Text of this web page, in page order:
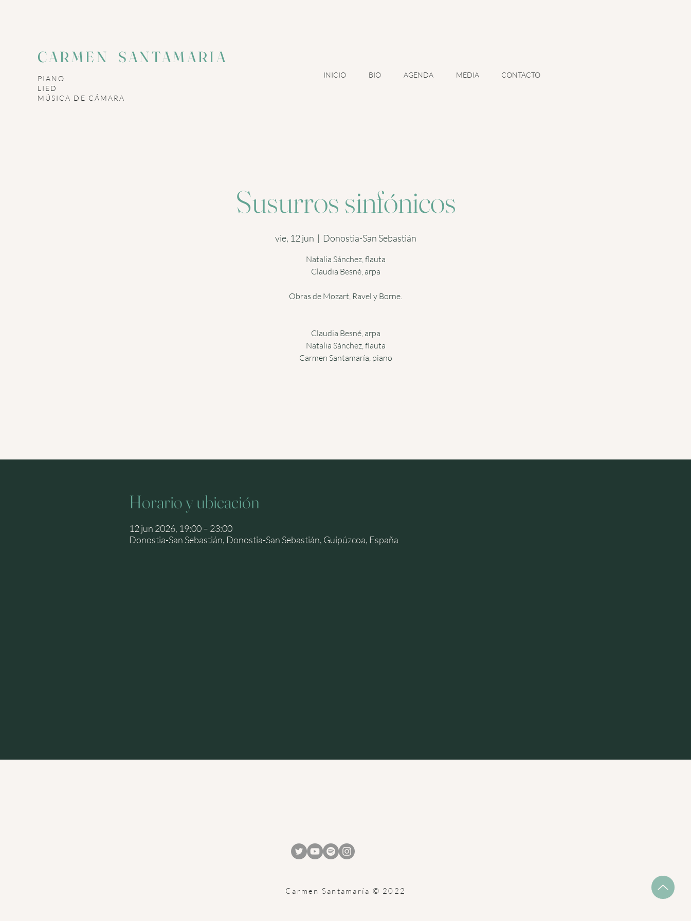
CARMEN SANTAMARIA
PIANO
LIED
​MÚSICA DE CÁMARA
INICIO BIO AGENDA MEDIA CONTACTO
Susurros sinfónicos
vie, 12 jun
  |
Donostia-San Sebastián
Natalia Sánchez, flauta
Claudia Besné, arpa
Obras de Mozart, Ravel y Borne.
Claudia Besné, arpa
Natalia Sánchez, flauta
Carmen Santamaría, piano
Horario y ubicación
12 jun 2026, 19:00 – 23:00
Donostia-San Sebastián, Donostia-San Sebastián, Guipúzcoa, España
Carmen Santamaría © 2022